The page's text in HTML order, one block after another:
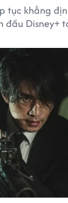
tục khẳng
đầu Disney+